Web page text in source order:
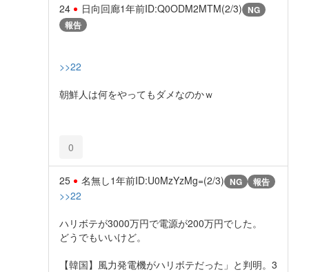
24 日向回廊1年前ID:Q0ODM2MTM(2/3) NG
報告
>>22
朝鮮人は何をやってもダメなのかｗ
0
25 名無し1年前ID:U0MzYzMg=(2/3) NG 報告
>>22
ハリボテが3000万円で電源が200万円でした。
どうでもいいけど。
【韓国】風力発電機がハリボテだった」と判明。3